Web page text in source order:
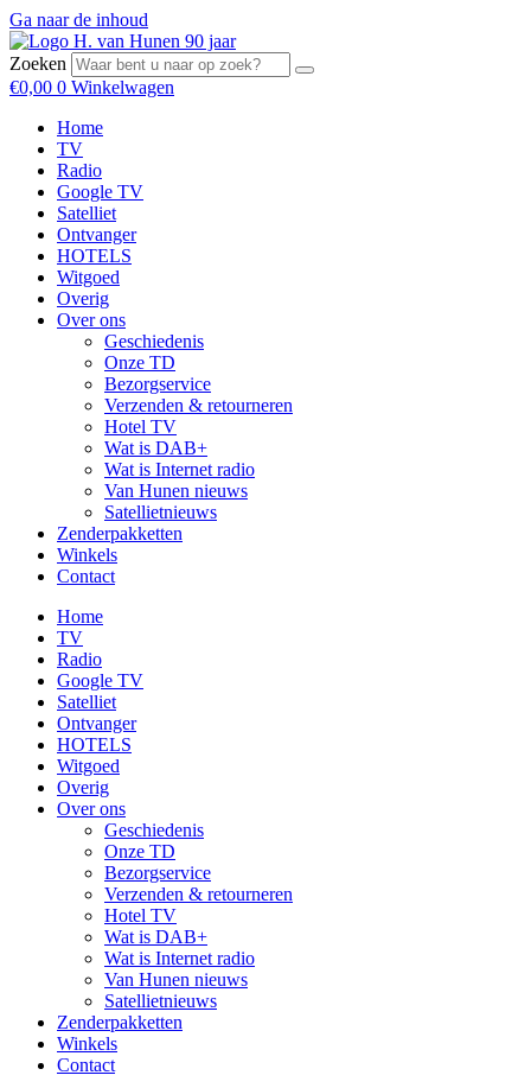
Ga naar de inhoud
Zoeken
€0,00 0 Winkelwagen
Home
TV
Radio
Google TV
Satelliet
Ontvanger
HOTELS
Witgoed
Overig
Over ons
Geschiedenis
Onze TD
Bezorgservice
Verzenden & retourneren
Hotel TV
Wat is DAB+
Wat is Internet radio
Van Hunen nieuws
Satellietnieuws
Zenderpakketten
Winkels
Contact
Home
TV
Radio
Google TV
Satelliet
Ontvanger
HOTELS
Witgoed
Overig
Over ons
Geschiedenis
Onze TD
Bezorgservice
Verzenden & retourneren
Hotel TV
Wat is DAB+
Wat is Internet radio
Van Hunen nieuws
Satellietnieuws
Zenderpakketten
Winkels
Contact